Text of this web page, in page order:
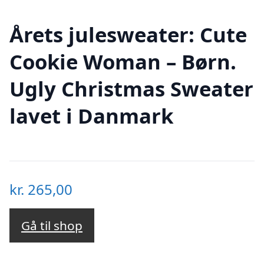
Årets julesweater: Cute
Cookie Woman – Børn.
Ugly Christmas Sweater
lavet i Danmark
kr. 265,00
Gå til shop